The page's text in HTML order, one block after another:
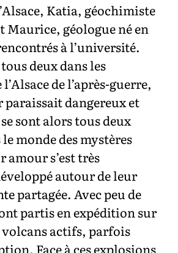
Katia, géochimiste
Maurice, géologue né en
à l’université.
deux dans les
de l’après-guerre,
paraissait dangereux et
sont alors tous deux
monde des mystères
amour s’est très
autour de leur
partagée. Avec peu de
partis en expédition sur
actifs, parfois
Face à ces explosions